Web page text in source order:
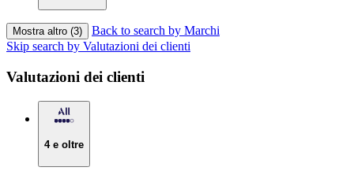
Mostra altro (3)
Back to search by Marchi
Skip search by Valutazioni dei clienti
Valutazioni dei clienti
4 e oltre